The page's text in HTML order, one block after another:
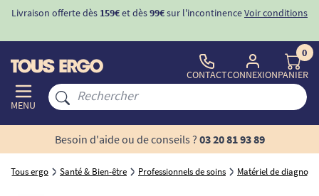
Livraison offerte dès 159€et dès99€sur l'incontinenceVoir conditions
MENU
CONTACTCONNEXION
0
PANIER
Besoin d'aide ou de conseils ? 03 20 81 93 89
Tous ergo Santé & Bien-être Professionnels de soins Matériel de